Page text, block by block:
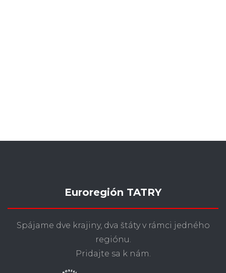
Euroregión TATRY
Spájame dve krajiny, dva štáty v rámci jedného
regiónu.
Pridajte sa k nám.